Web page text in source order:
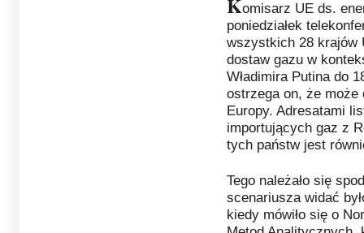
omisarz UE ds.
poniedziałek
wszystkich 28 krajów
dostaw gazu w
Władimira Putina do
ostrzega on, że
Europy. Adresatami
importujących gaz z
tych państw jest
Tego należało się
scenariusza widać
kiedy mówiło się o